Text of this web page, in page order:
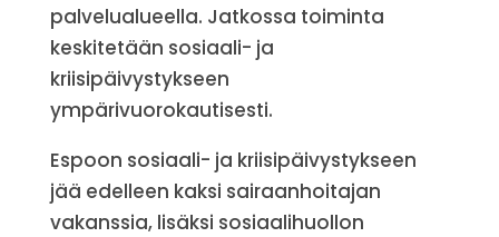
palvelualueella. Jatkossa toiminta
keskitetään sosiaali- ja
kriisipäivystykseen
ympärivuorokautisesti.
Espoon sosiaali- ja kriisipäivystykseen
jää edelleen kaksi sairaanhoitajan
vakanssia, lisäksi sosiaalihuollon